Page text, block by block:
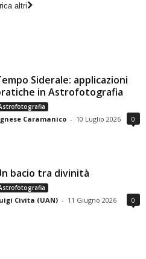
altri
Siderale: applicazioni
in Astrofotografia
Caramanico - 10 Luglio 2026 0
bacio tra divinità
Civita (UAN) - 11 Giugno 2026 0